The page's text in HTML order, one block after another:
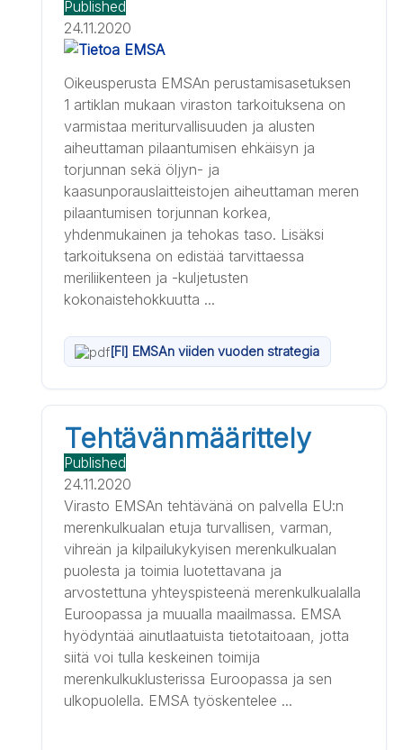
Published
24.11.2020
Oikeusperusta EMSAn perustamisasetuksen
1 artiklan mukaan viraston tarkoituksena on
varmistaa meriturvallisuuden ja alusten
aiheuttaman pilaantumisen ehkäisyn ja
torjunnan sekä öljyn- ja
kaasunporauslaitteistojen aiheuttaman meren
pilaantumisen torjunnan korkea,
yhdenmukainen ja tehokas taso. Lisäksi
tarkoituksena on edistää tarvittaessa
meriliikenteen ja -kuljetusten
kokonaistehokkuutta ...
[FI] EMSAn viiden vuoden strategia
Tehtävänmäärittely
Published
24.11.2020
Virasto EMSAn tehtävänä on palvella EU:n
merenkulkualan etuja turvallisen, varman,
vihreän ja kilpailukykyisen merenkulkualan
puolesta ja toimia luotettavana ja
arvostettuna yhteyspisteenä merenkulkualalla
Euroopassa ja muualla maailmassa. EMSA
hyödyntää ainutlaatuista tietotaitoaan, jotta
siitä voi tulla keskeinen toimija
merenkulkuklusterissa Euroopassa ja sen
ulkopuolella. EMSA työskentelee ...